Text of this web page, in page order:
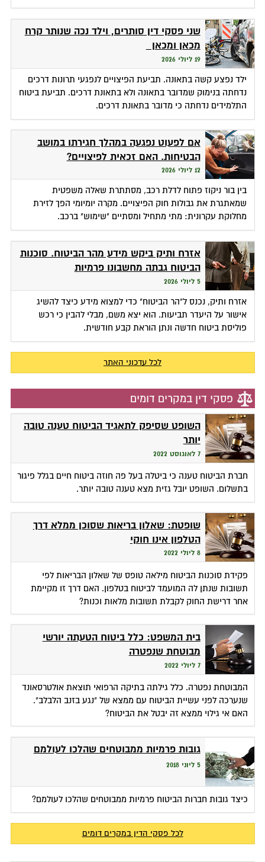
שני פסקי דין סותרים, וילד נכה שנותר קרח
מכאן ומכאן
19 ליולי 2026
ילד נפצע קשה בתאונה. תביעת הפיצויים לנפגעי תרונות דרכים
נדחתה בנימוק שמדובר בתאונה ולא בתאונת דרכים. תביעת ביטוח
התלמידים נדחתה כי מדובר בתאונת דרכים.
אם לפעוט נפגעה במהלך חגירתו במושב
הבטיחות. האם זכאית לפיצויים?
12 ליולי 2026
בין בור ניקוז פתוח לדלת רכב, מסתתרת שאלה משפטית
שמאתגרת את גבולות חוק הפיצויים. מקרה יומיומי הפך לזירת
מחלוקת עקרונית: מתי מתחיל ומסתיים "שימוש" ברכב.
אזרח ותיק ביקש מידע מהר הביטוח. סוכנות
הביטוח גבתה מחשבונו פרמיות
5 ליולי 2026
אזרח ותיק, נכנס ל"הר הביטוח" כדי למצוא מידע כיצד להשיג
אישור על היעדר תביעות. הוא יצא משם, מבלי להבין כי רכש
פוליסת ביטוח חדשה ונתן הוראת קבע חודשית.
לכל עדכוני האתר
פסקי דין במקרים דומים
השופט שסיפק לתאגיד הביטוח טענה טובה
יותר
7 לאוגוסט 2022
חברת הביטוח טענה כי ביטלה בעל פה חוזה ביטוח חיים בגלל פיגור
בתשלום. השופט יובל גזית מצא טענה טובה יותר.
שופטת: שאלון בריאות שסוכן ממלא דרך
הטלפון אינו חוקי
8 ליולי 2022
פקידת סוכנות הביטוח מילאה טופס של שאלון הבריאות לפי
תשובות שנתן לה המועמד לביטוח בטלפון. האם דרך זו מקיימת
אחר דרישת החוק לקבלת תשובות מלאות וכנות?
בית המשפט: כלל ביטוח הטעתה יורשי
מבוטחת שנפטרה
7 ליולי 2022
המבוטחת נפטרה. כלל גילתה בתיקה הרפואי תוצאת אולטרסאונד
שנערכה לפני עשיית הביטוח עם ממצא של "נגע בזנב הלבלב".
האם אי גילוי ממצא זה יבטל את הביטוח?
גובות פרמיות ממבוטחים שהלכו לעולמם
5 ליוני 2018
כיצד גובות חברות הביטוח פרמיות ממבוטחים שהלכו לעולמם?
לכל פסקי הדין במקרים דומים